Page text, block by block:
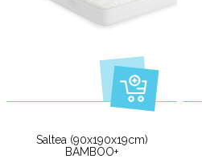
Saltea (90x190x19cm)
BAMBOO+